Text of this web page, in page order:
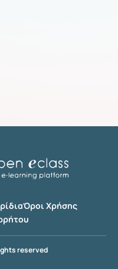
Όροι Χρήσης
reserved